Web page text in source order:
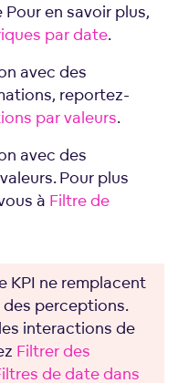
en savoir plus,
par date.
avec des
reportez-
par valeurs.
avec des
Pour plus
à Filtre de
KPI ne remplacent
perceptions.
interactions de
Filtrer des
de date dans